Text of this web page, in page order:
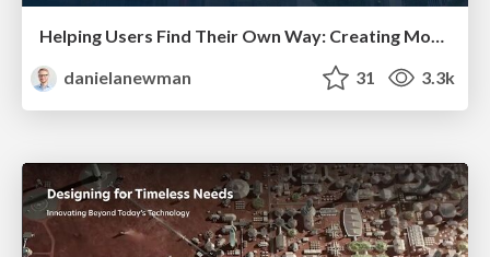
Helping Users Find Their Own Way: Creating Modern Search Experiences
danielanewman
31 3.3k